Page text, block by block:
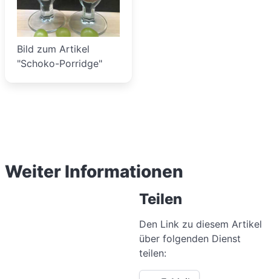
Bild zum Artikel
"Schoko-Porridge"
Weiter Informationen
Teilen
Den Link zu diesem Artikel
über folgenden Dienst
teilen: